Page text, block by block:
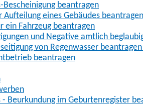
beantragen
Aufteilung eines Gebäudes beantragen
ein Fahrzeug beantragen
und Negative amtlich
von Regenwasser
beantragen
Beurkundung im Geburtenregister